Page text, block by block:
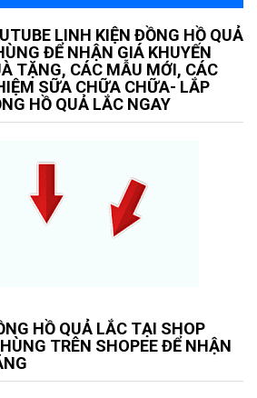
LINH KIỆN ĐỒNG HỒ QUẢ
ĐỂ NHẬN GIÁ KHUYẾN
TẶNG, CÁC MẪU MỚI, CÁC
SỮA CHỮA CHỮA- LẮP
HỒ QUẢ LẮC NGAY
HỒ QUẢ LẮC TẠI SHOP
TRÊN SHOPEE ĐỂ NHẬN